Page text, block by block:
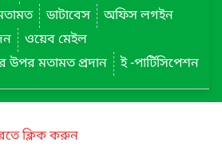
ডাটাবেস
অফিস লগইন
ওয়েব মেইল
উপর মতামত প্রদান
ই -পার্টিসিপেশন
ক্লিক করুন